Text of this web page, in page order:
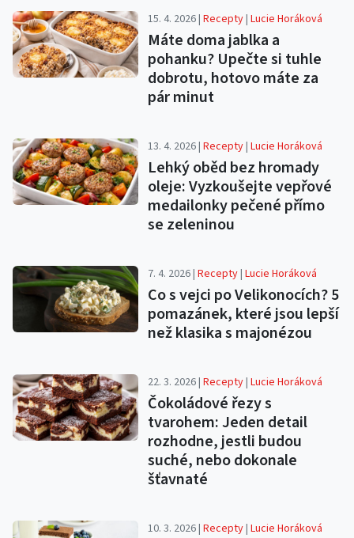
15. 4. 2026 |Recepty|Lucie Horáková
Máte doma jablka a
pohanku? Upečte si tuhle
dobrotu, hotovo máte za
pár minut
13. 4. 2026 |Recepty|Lucie Horáková
Lehký oběd bez hromady
oleje: Vyzkoušejte vepřové
medailonky pečené přímo
se zeleninou
7. 4. 2026 |Recepty|Lucie Horáková
Co s vejci po Velikonocích? 5
pomazánek, které jsou lepší
než klasika s majonézou
22. 3. 2026 |Recepty|Lucie Horáková
Čokoládové řezy s
tvarohem: Jeden detail
rozhodne, jestli budou
suché, nebo dokonale
šťavnaté
10. 3. 2026 |Recepty|Lucie Horáková